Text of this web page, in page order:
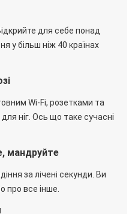
для себе понад
у більш ніж 40 країнах
Wi-Fi, розетками та
ніг. Ось що таке сучасні
мандруйте
за лічені секунди. Ви
про все інше.